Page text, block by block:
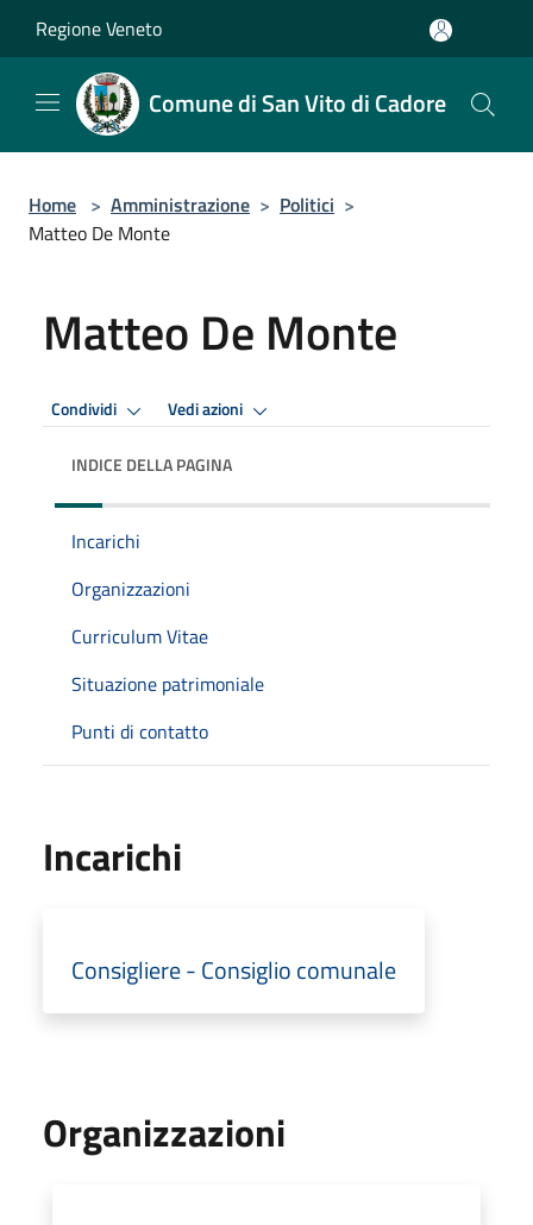
Regione Veneto
Comune di San Vito di Cadore
Home > Amministrazione > Politici >
Matteo De Monte
Matteo De Monte
Condividi Vedi azioni
INDICE DELLA PAGINA
Incarichi
Organizzazioni
Curriculum Vitae
Situazione patrimoniale
Punti di contatto
Incarichi
Consigliere - Consiglio comunale
Organizzazioni